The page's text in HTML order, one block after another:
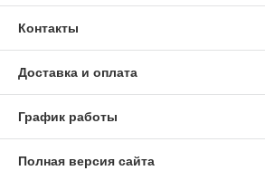
Контакты
Доставка и оплата
График работы
Полная версия сайта